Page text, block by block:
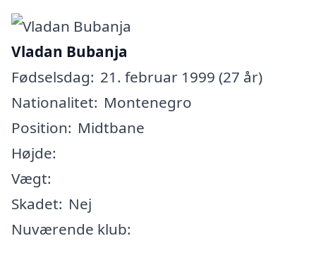
Vladan Bubanja
Fødselsdag: 21. februar 1999 (27 år)
Nationalitet: Montenegro
Position: Midtbane
Højde:
Vægt:
Skadet: Nej
Nuværende klub: